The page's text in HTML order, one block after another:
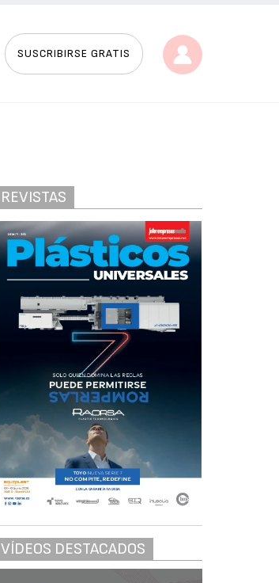
SUSCRIBIRSE GRATIS
REVISTAS
VÍDEOS DESTACADOS